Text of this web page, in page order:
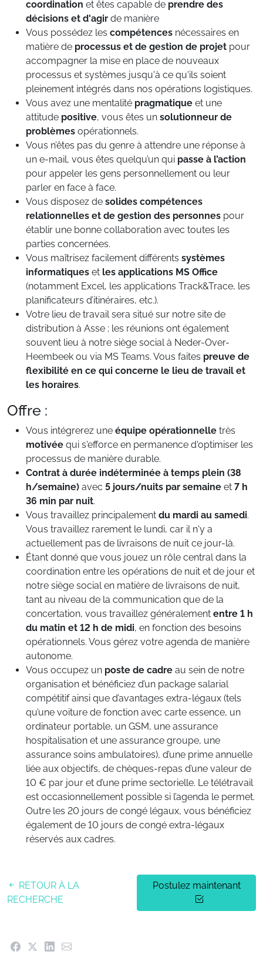
coordination et êtes capable de prendre des
décisions et d'agir de manière
Vous possédez les compétences nécessaires en
matière de processus et de gestion de projet pour
accompagner la mise en place de nouveaux
processus et systèmes jusqu'à ce qu'ils soient
pleinement intégrés dans nos opérations logistiques.
Vous avez une mentalité pragmatique et une
attitude positive, vous êtes un solutionneur de
problèmes opérationnels.
Vous n’êtes pas du genre à attendre une réponse à
un e-mail, vous êtes quelqu’un qui passe à l’action
pour appeler les gens personnellement ou leur
parler en face à face.
Vous disposez de solides compétences
relationnelles et de gestion des personnes pour
établir une bonne collaboration avec toutes les
parties concernées.
Vous maîtrisez facilement différents systèmes
informatiques et les applications MS Office
(notamment Excel, les applications Track&Trace, les
planificateurs d’itinéraires, etc.).
Votre lieu de travail sera situé sur notre site de
distribution à Asse ; les réunions ont également
souvent lieu à notre siège social à Neder-Over-
Heembeek ou via MS Teams. Vous faites preuve de
flexibilité en ce qui concerne le lieu de travail et
les horaires.
Offre :
Vous intégrerez une équipe opérationnelle très
motivée qui s'efforce en permanence d'optimiser les
processus de manière durable.
Contrat à durée indéterminée à temps plein (38
h/semaine) avec 5 jours/nuits par semaine et 7 h
36 min par nuit.
Vous travaillez principalement du mardi au samedi.
Vous travaillez rarement le lundi, car il n'y a
actuellement pas de livraisons de nuit ce jour-là.
Étant donné que vous jouez un rôle central dans la
coordination entre les opérations de nuit et de jour et
notre siège social en matière de livraisons de nuit,
tant au niveau de la communication que de la
concertation, vous travaillez généralement entre 1 h
du matin et 12 h de midi, en fonction des besoins
opérationnels. Vous gérez votre agenda de manière
autonome.
Vous occupez un poste de cadre au sein de notre
organisation et bénéficiez d’un package salarial
compétitif ainsi que d’avantages extra-légaux (tels
qu’une voiture de fonction avec carte essence, un
ordinateur portable, un GSM, une assurance
hospitalisation et une assurance groupe, une
assurance soins ambulatoires), d’une prime annuelle
liée aux objectifs, de chèques-repas d’une valeur de
10 € par jour et d’une prime sectorielle. Le télétravail
est occasionnellement possible si l’agenda le permet.
Outre les 20 jours de congé légaux, vous bénéficiez
également de 10 jours de congé extra-légaux
réservés aux cadres.
RETOUR À LA
RECHERCHE
Postulez maintenant